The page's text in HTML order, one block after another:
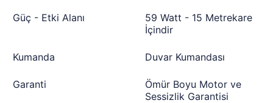
Güç - Etki Alanı
59 Watt - 15 Metrekare
İçindir
Kumanda Duvar Kumandası
Garanti
Ömür Boyu Motor ve
Sessizlik Garantisi